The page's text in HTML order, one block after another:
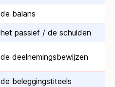
de balans
het passief / de schulden
de deelnemingsbewijzen
de beleggingstiteels